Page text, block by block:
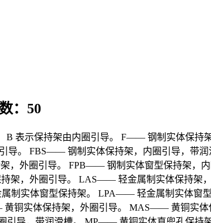
：50
B 表示保持架由内圈引导。 F—— 钢制实体保
导。 FBS—— 钢制实体保持架，内圈引导，
外圈引导。 FPB—— 钢制实体窗型保持架，
，外圈引导。 LAS—— 轻金属制实体保持架
实体窗型保持架。 LPA—— 轻金属制实体窗
铜实体保持架，外圈引导。 MAS—— 黄铜实